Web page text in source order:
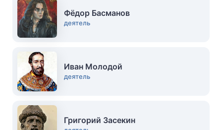
Фёдор Басманов
деятель
Иван Молодой
деятель
Григорий Засекин